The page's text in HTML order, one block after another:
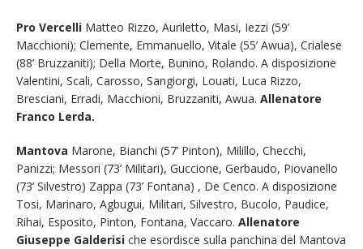
Pro Vercelli Matteo Rizzo, Auriletto, Masi, Iezzi (59’
Macchioni); Clemente, Emmanuello, Vitale (55’ Awua), Crialese
(88’ Bruzzaniti); Della Morte, Bunino, Rolando. A disposizione
Valentini, Scali, Carosso, Sangiorgi, Louati, Luca Rizzo,
Bresciani, Erradi, Macchioni, Bruzzaniti, Awua. Allenatore
Franco Lerda.
Mantova Marone, Bianchi (57’ Pinton), Milillo, Checchi,
Panizzi; Messori (73’ Militari), Guccione, Gerbaudo, Piovanello
(73’ Silvestro) Zappa (73’ Fontana) , De Cenco. A disposizione
Tosi, Marinaro, Agbugui, Militari, Silvestro, Bucolo, Paudice,
Rihai, Esposito, Pinton, Fontana, Vaccaro. Allenatore
Giuseppe Galderisi che esordisce sulla panchina del Mantova